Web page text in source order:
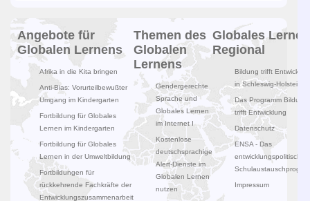
Angebote für
Globalen Lernens
Afrika in die Kita bringen
Anti-Bias: Vorurteilbewußter
Umgang im Kindergarten
Fortbildung für Globales
Lernen im Kindergarten
Fortbildung für Globales
Lernen in der Umweltbildung
Fortbildungen für
rückkehrende Fachkräfte der
Entwicklungszusammenarbeit
Themen des
Globalen
Lernens
Gendergerechte
Sprache und
Globales Lernen
im Internet I
Kostenlose
deutschsprachige
Alert-Dienste im
Globalen Lernen
nutzen
Globales Lernen
Regional
Bildung trifft
in Schleswig-Holstein
Das Programm Bildung
trifft Entwicklung
Datenschutz
ENSA - Das
entwicklungspolitische
Impressum